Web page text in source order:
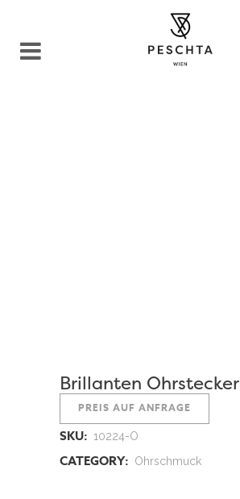
Brillanten Ohrstecker
PREIS AUF ANFRAGE
SKU: 10224-O
CATEGORY: Ohrschmuck